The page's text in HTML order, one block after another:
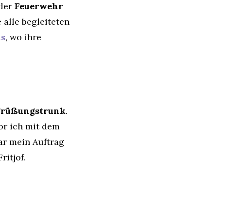
Feuerwehr
alle begleiteten
, wo ihre
.
ich mit dem
mein Auftrag